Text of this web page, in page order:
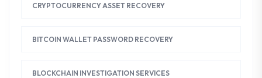
CRYPTOCURRENCY ASSET RECOVERY
BITCOIN WALLET PASSWORD RECOVERY
BLOCKCHAIN INVESTIGATION SERVICES